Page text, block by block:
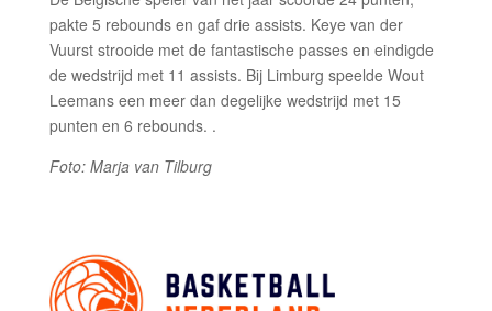
pakte 5 rebounds en gaf drie assists. Keye van der
Vuurst strooide met de fantastische passes en eindigde
de wedstrijd met 11 assists. Bij Limburg speelde Wout
Leemans een meer dan degelijke wedstrijd met 15
punten en 6 rebounds. .
Foto: Marja van Tilburg